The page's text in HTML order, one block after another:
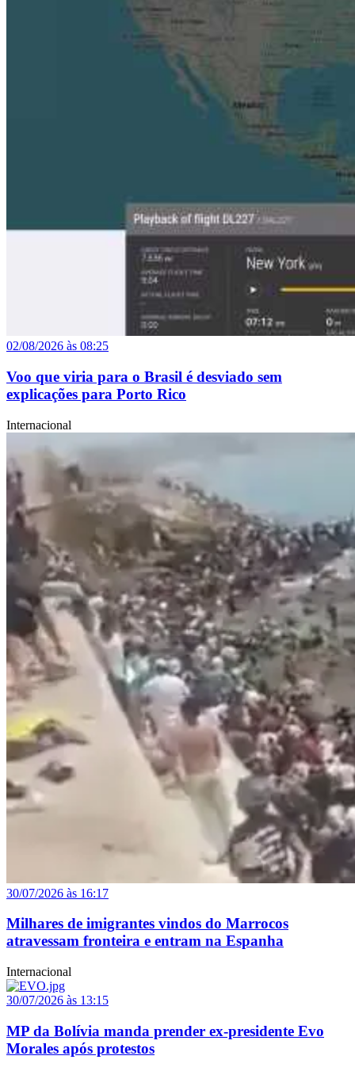
02/08/2026 às 08:25
Voo que viria para o Brasil é desviado sem
explicações para Porto Rico
Internacional
30/07/2026 às 16:17
Milhares de imigrantes vindos do Marrocos
atravessam fronteira e entram na Espanha
Internacional
30/07/2026 às 13:15
MP da Bolívia manda prender ex-presidente Evo
Morales após protestos